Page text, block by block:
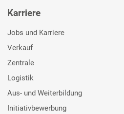
Karriere
Jobs und Karriere
Verkauf
Zentrale
Logistik
Aus- und Weiterbildung
Initiativbewerbung